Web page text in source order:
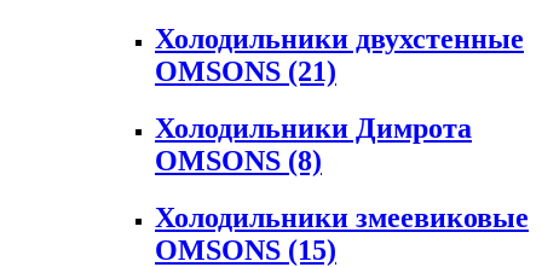
Холодильники двухстенные
OMSONS (21)
Холодильники Димрота
OMSONS (8)
Холодильники змеевиковые
OMSONS (15)